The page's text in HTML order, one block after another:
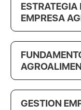
ESTRATEGIA
EMPRESA
GESTION